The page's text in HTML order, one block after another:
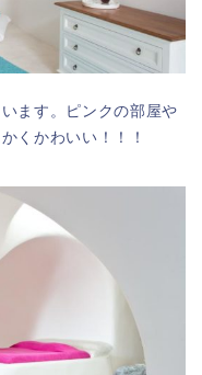
ます。ピンクの部屋や
くかわいい！！！